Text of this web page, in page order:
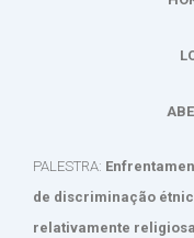
PALESTRA:
de discriminação
relativamente